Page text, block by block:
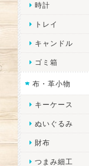
時計
トレイ
キャンドル
ゴミ箱
布・革小物
キーケース
ぬいぐるみ
財布
つまみ細工